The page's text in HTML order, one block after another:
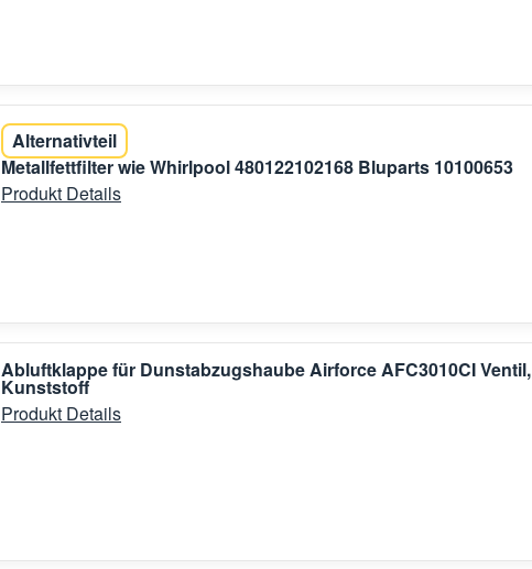
Alternativteil
Metallfettfilter wie Whirlpool 480122102168 Bluparts 10100653
Produkt Details
Abluftklappe für Dunstabzugshaube Airforce AFC3010CI Ventil,
Kunststoff
Produkt Details